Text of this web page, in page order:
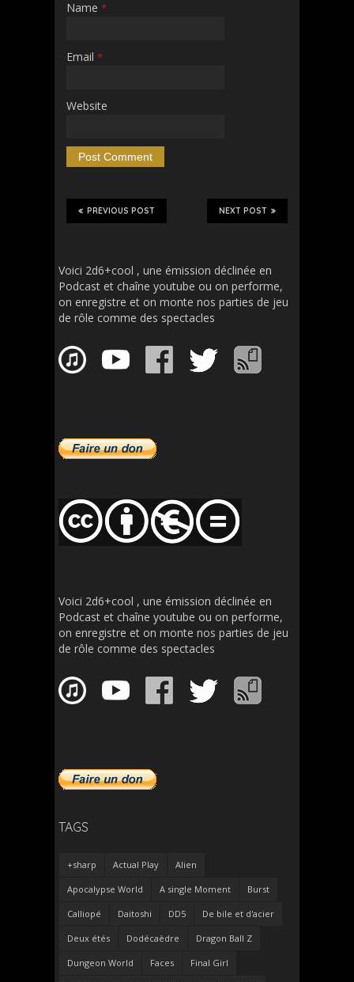
Name *
Email *
Website
NEXT POST
PREVIOUS POST
Voici 2d6+cool , une émission déclinée en
Podcast et chaîne youtube ou on performe,
on enregistre et on monte nos parties de jeu
de rôle comme des spectacles
Voici 2d6+cool , une émission déclinée en
Podcast et chaîne youtube ou on performe,
on enregistre et on monte nos parties de jeu
de rôle comme des spectacles
TAGS
+sharp Actual Play Alien
Apocalypse World A single Moment Burst
Calliopé Daitoshi DD5 De bile et d'acier
Deux étés Dodécaèdre Dragon Ball Z
Dungeon World Faces Final Girl